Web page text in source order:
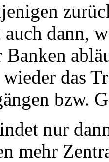
dann,
Banken
das
bzw.
nur
mehr